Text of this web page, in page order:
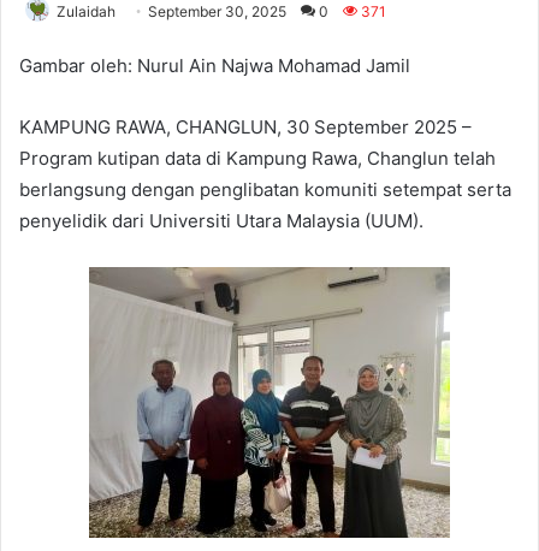
Zulaidah September 30, 2025 0 371
Gambar oleh: Nurul Ain Najwa Mohamad Jamil
KAMPUNG RAWA, CHANGLUN, 30 September 2025 –
Program kutipan data di Kampung Rawa, Changlun telah
berlangsung dengan penglibatan komuniti setempat serta
penyelidik dari Universiti Utara Malaysia (UUM).